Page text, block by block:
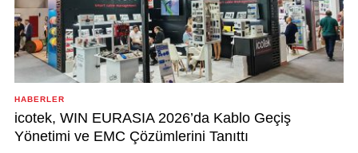
HABERLER
icotek, WIN EURASIA 2026’da Kablo Geçiş
Yönetimi ve EMC Çözümlerini Tanıttı